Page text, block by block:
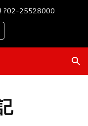
?02-25528000